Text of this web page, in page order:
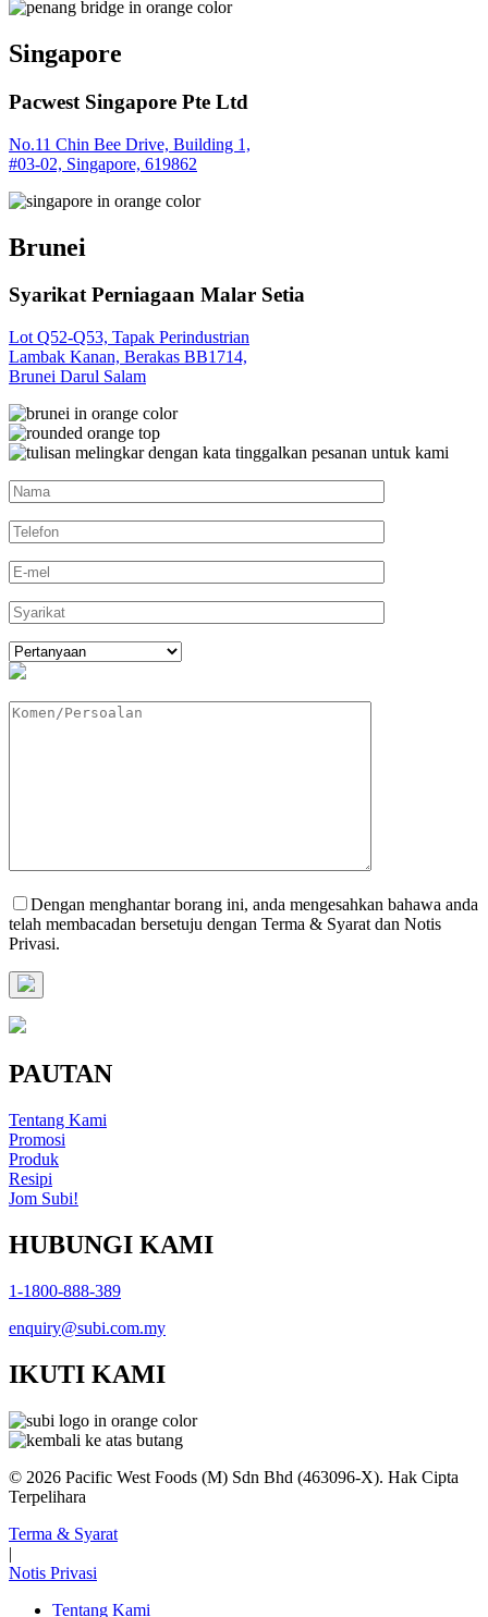
Singapore
Pacwest Singapore Pte Ltd
No.11 Chin Bee Drive, Building 1,
#03-02, Singapore, 619862
Brunei
Syarikat Perniagaan Malar Setia
Lot Q52-Q53, Tapak Perindustrian
Lambak Kanan, Berakas BB1714,
Brunei Darul Salam
Dengan menghantar borang ini, anda mengesahkan bahawa anda
telah membacadan bersetuju dengan Terma & Syarat dan Notis
Privasi.
PAUTAN
Tentang Kami
Promosi
Produk
Resipi
Jom Subi!
HUBUNGI KAMI
1-1800-888-389
enquiry@subi.com.my
IKUTI KAMI
© 2026 Pacific West Foods (M) Sdn Bhd (463096-X). Hak Cipta
Terpelihara
Terma & Syarat
|
Notis Privasi
Tentang Kami